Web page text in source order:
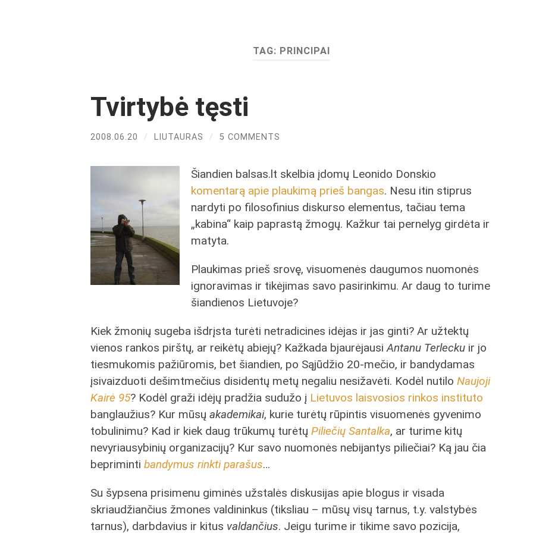
TAG: PRINCIPAI
Tvirtybė tęsti
2008.06.20 / LIUTAURAS / 5 COMMENTS
Šiandien balsas.lt skelbia įdomų Leonido Donskio
komentarą apie plaukimą prieš bangas. Nesu itin stiprus
nardyti po filosofinius diskurso elementus, tačiau tema
„kabina“ kaip paprastą žmogų. Kažkur tai pernelyg girdėta ir
matyta.
Plaukimas prieš srovę, visuomenės daugumos nuomonės
ignoravimas ir tikėjimas savo pasirinkimu. Ar daug to turime
šiandienos Lietuvoje?
Kiek žmonių sugeba išdrįsta turėti netradicines idėjas ir jas ginti? Ar užtektų
vienos rankos pirštų, ar reikėtų abiejų? Kažkada bjaurėjausiAntanu Terlecku ir jo
tiesmukomis pažiūromis, bet šiandien, po Sąjūdžio 20-mečio, ir bandydamas
įsivaizduoti dešimtmečius disidentų metų negaliu nesižavėti. Kodėl nutilo Naujoji
Kairė 95? Kodėl graži idėjų pradžia sudužo į Lietuvos laisvosios rinkos instituto
banglaužius? Kur mūsų akademikai, kurie turėtų rūpintis visuomenės gyvenimo
tobulinimu? Kad ir kiek daug trūkumų turėtų Piliečių Santalka, ar turime kitų
nevyriausybinių organizacijų? Kur savo nuomonės nebijantys piliečiai? Ką jau čia
bepriminti bandymus rinkti parašus…
Su šypsena prisimenu giminės užstalės diskusijas apie blogus ir visada
skriaudžiančius žmones valdininkus (tiksliau – mūsų visų tarnus, t.y. valstybės
tarnus), darbdavius ir kitus valdančius. Jeigu turime ir tikime savo pozicija,